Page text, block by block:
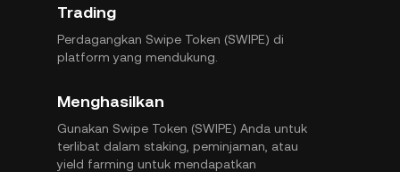
Trading
Perdagangkan Swipe Token (SWIPE) di
platform yang mendukung.
Menghasilkan
Gunakan Swipe Token (SWIPE) Anda untuk
terlibat dalam staking, peminjaman, atau
yield farming untuk mendapatkan